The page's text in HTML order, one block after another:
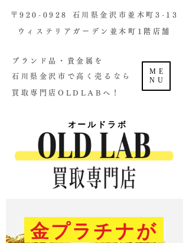
ME
NU
金プラチナが
​〒920-0928 石川県金沢市並木町3-13
ウィステリアガーデン並木町1階店舗​
ブランド品・貴金属を
石川県金沢市で高く売るなら
買取専門店OLDLABへ！
オールドラボ